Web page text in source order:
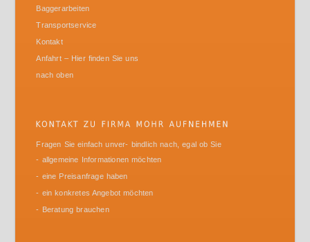
Baggerarbeiten
Transportservice
Kontakt
Anfahrt – Hier finden Sie uns
nach oben
Fragen Sie einfach unver- bindlich nach, egal ob Sie
- allgemeine Informationen möchten
- eine Preisanfrage haben
- ein konkretes Angebot möchten
- Beratung brauchen